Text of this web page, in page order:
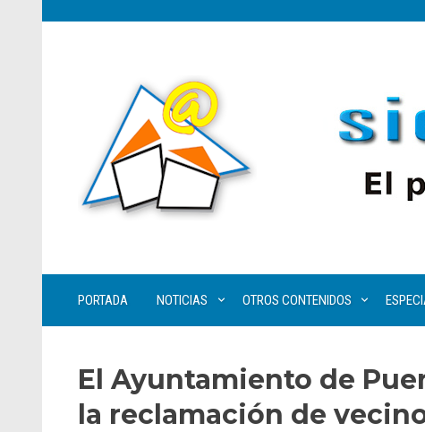
PORTADA NOTICIAS OTROS CONTENIDOS
El Ayuntamiento de
la reclamación de